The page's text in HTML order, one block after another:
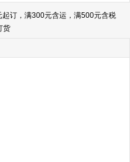
订，满300元含运，满500元含税
货